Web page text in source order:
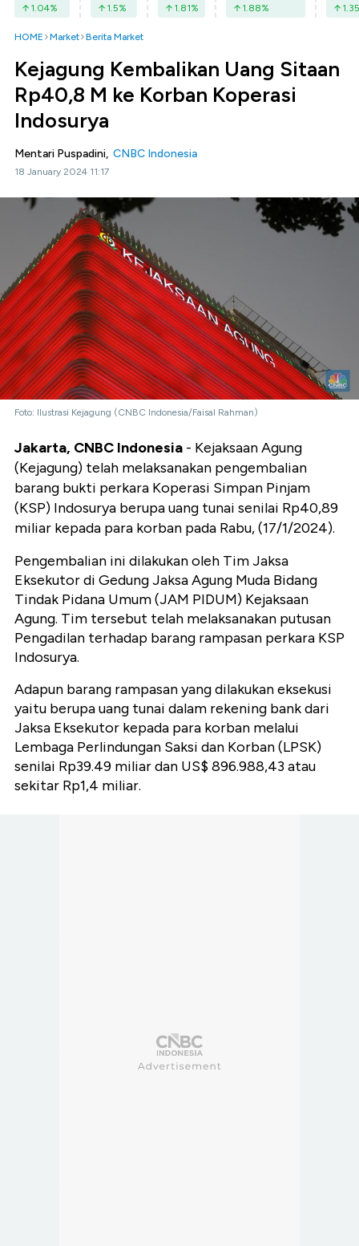
1.04% 1.5% 1.81% 1.88% 1.35
HOME Market Berita Market
Kejagung Kembalikan Uang Sitaan
Rp40,8 M ke Korban Koperasi
Indosurya
Mentari Puspadini, CNBC Indonesia
18 January 2024 11:17
Foto: Ilustrasi Kejagung (CNBC Indonesia/Faisal Rahman)
Jakarta, CNBC Indonesia - Kejaksaan Agung
(Kejagung) telah melaksanakan pengembalian
barang bukti perkara Koperasi Simpan Pinjam
(KSP) Indosurya berupa uang tunai senilai Rp40,89
miliar kepada para korban pada Rabu, (17/1/2024).
Pengembalian ini dilakukan oleh Tim Jaksa
Eksekutor di Gedung Jaksa Agung Muda Bidang
Tindak Pidana Umum (JAM PIDUM) Kejaksaan
Agung. Tim tersebut telah melaksanakan putusan
Pengadilan terhadap barang rampasan perkara KSP
Indosurya.
Adapun barang rampasan yang dilakukan eksekusi
yaitu berupa uang tunai dalam rekening bank dari
Jaksa Eksekutor kepada para korban melalui
Lembaga Perlindungan Saksi dan Korban (LPSK)
senilai Rp39.49 miliar dan US$ 896.988,43 atau
sekitar Rp1,4 miliar.